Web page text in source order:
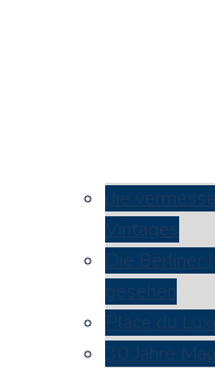
die
Vintages
Die Berliner
gesehen
Place du
30 Jahre